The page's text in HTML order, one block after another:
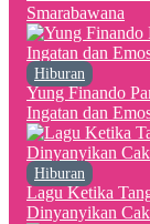
Smarabawana
Hiburan
Yung Finando
Ingatan dan
Hiburan
Lagu Ketika
Dinyanyikan